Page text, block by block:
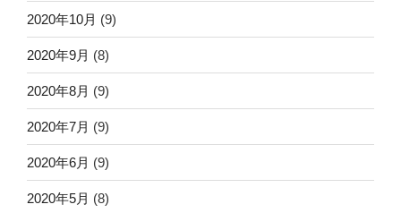
2020年10月 (9)
2020年9月 (8)
2020年8月 (9)
2020年7月 (9)
2020年6月 (9)
2020年5月 (8)